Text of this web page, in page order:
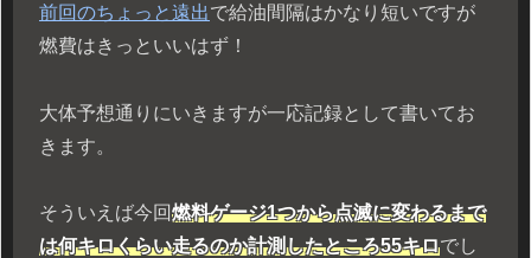
前回のちょっと遠出で給油間隔はかなり短いですが
燃費はきっといいはず！
大体予想通りにいきますが一応記録として書いてお
きます。
そういえば今回燃料ゲージ1つから点滅に変わるまで
は何キロくらい走るのか計測したところ55キロでし